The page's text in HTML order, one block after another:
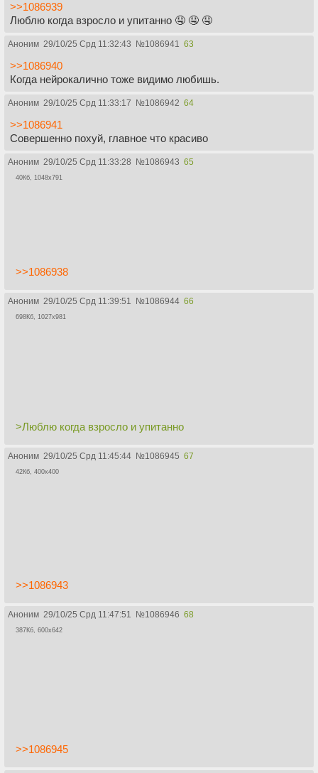
>>1086939
Люблю когда взросло и упитанно 🤤 🤤 🤤
Аноним 29/10/25 Срд 11:32:43 №1086941 63
>>1086940
Когда нейрокалично тоже видимо любишь.
Аноним 29/10/25 Срд 11:33:17 №1086942 64
>>1086941
Совершенно похуй, главное что красиво
Аноним 29/10/25 Срд 11:33:28 №1086943 65
40Кб, 1048x791
>>1086938
Аноним 29/10/25 Срд 11:39:51 №1086944 66
698Кб, 1027x981
>Люблю когда взросло и упитанно
Аноним 29/10/25 Срд 11:45:44 №1086945 67
42Кб, 400x400
>>1086943
Аноним 29/10/25 Срд 11:47:51 №1086946 68
387Кб, 600x642
>>1086945